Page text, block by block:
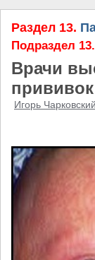
Раздел 13.
Подраздел
Врачи
прививок
Игорь Чарковский